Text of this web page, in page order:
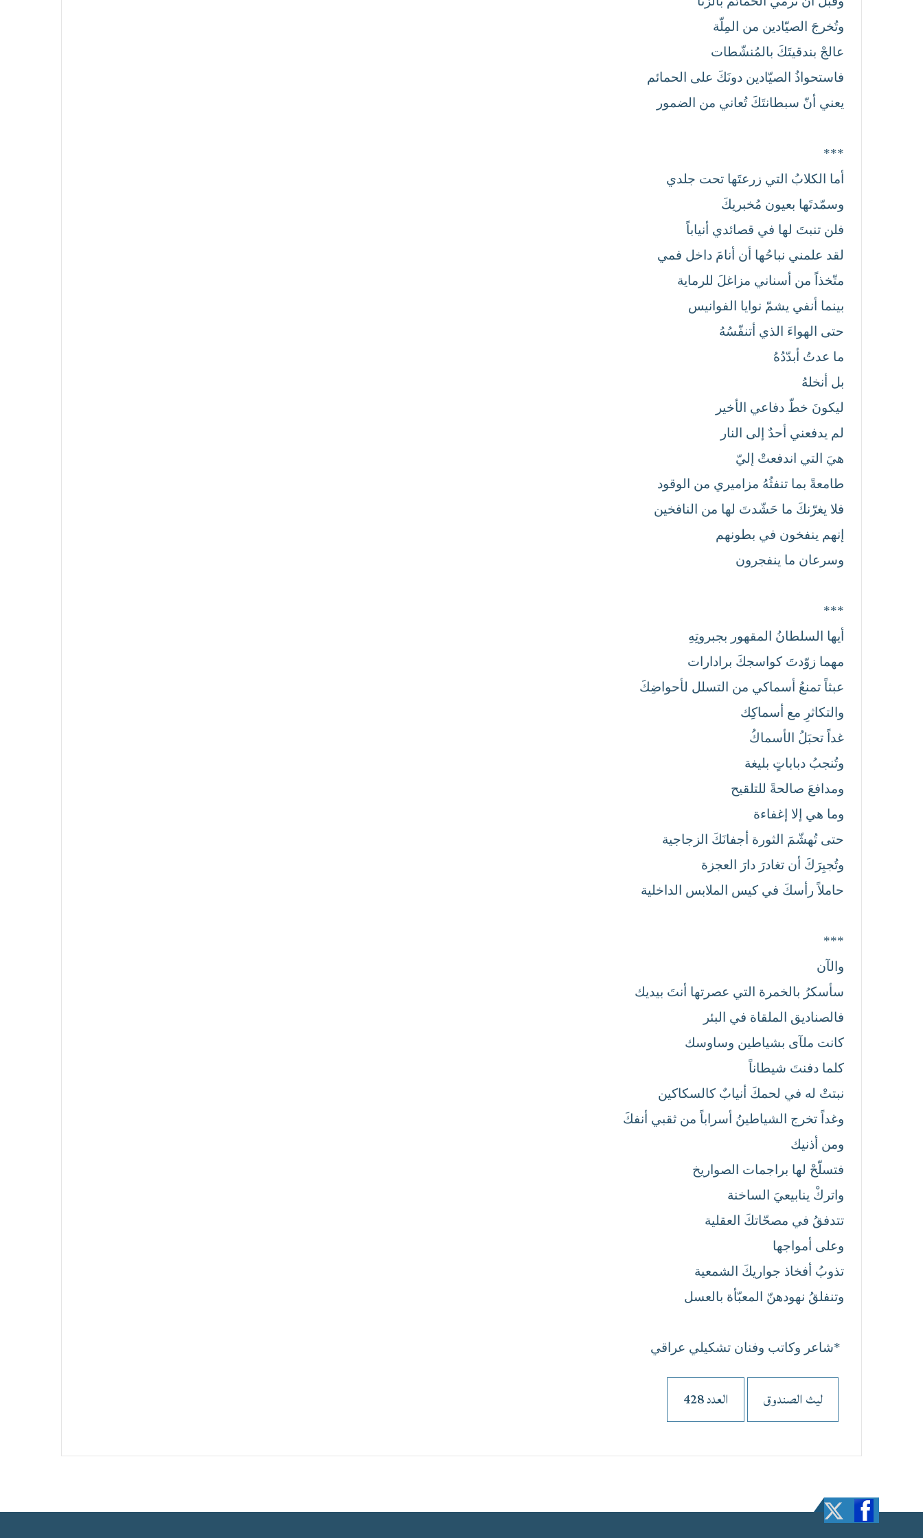
وتُخرجَ الصيّادين من المِلّة
عالجْ بندقيتَكَ بالمُنشّطات
فاستحواذُ الصيّادين دونَكَ على الحمائم
يعني أنّ سبطانتَكَ تُعاني من الضمور
***
أما الكلابُ التي زرعتَها تحت جلدي
وسمّدتَها بعيون مُخبريكَ
فلن تنبتَ لها في قصائدي أنياباً
لقد علمني نباحُها أن أنامَ داخل فمي
متّخذاً من أسناني مزاغلَ للرماية
بينما أنفي يشمّ نوايا الفوانيس
حتى الهواءَ الذي أتنفّسُهُ
ما عدتُ أبدّدُهُ
بل أنخلهُ
ليكونَ خطّ دفاعي الأخير
لم يدفعني أحدٌ إلى النار
هيَ التي اندفعتْ إليّ
طامعةً بما تنفثُهُ مزاميري من الوقود
فلا يغرّنكَ ما حَشّدتَ لها من النافخين
إنهم ينفخون في بطونهم
وسرعان ما ينفجرون
***
أيها السلطانُ المقهور بجبروتِهِ
مهما زوّدتَ كواسجكَ برادارات
عبثاً تمنعُ أسماكي من التسلل لأحواضِكَ
والتكاثرِ مع أسماكِك
غداً تحبَلُ الأسماكُ
وتُنجبُ دباباتٍ بليغة
ومدافعَ صالحةً للتلقيح
وما هي إلا إغفاءة
حتى تُهشّمَ الثورة أجفانَكَ الزجاجية
وتُجبِرَكَ أن تغادرَ دارَ العجزة
حاملاً رأسكَ في كيس الملابس الداخلية
***
والآن
سأسكرُ بالخمرة التي عصرتها أنتَ بيديك
فالصناديق الملقاة في البئر
كانت ملآى بشياطين وساوسك
كلما دفنتَ شيطاناً
نبتتْ له في لحمكَ أنيابٌ كالسكاكين
وغداً تخرج الشياطينُ أسراباً من ثقبي أنفكَ
ومن أذنيك
فتسلّحْ لها براجمات الصواريخ
واتركْ ينابيعيَ الساخنة
تتدفقُ في مصحّاتكَ العقلية
وعلى أمواجها
تذوبُ أفخاذ جواريكَ الشمعية
وتنفلقُ نهودهنّ المعبّأة بالعسل
*شاعر وكاتب وفنان تشكيلي عراقي
ليث الصندوق العدد 428